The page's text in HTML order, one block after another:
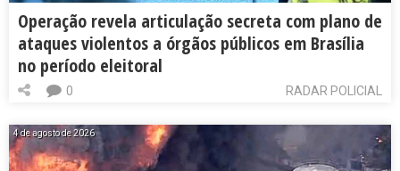
Operação revela articulação secreta com plano de
ataques violentos a órgãos públicos em Brasília
no período eleitoral
RADAR POLICIAL
0
4 de agosto de 2026